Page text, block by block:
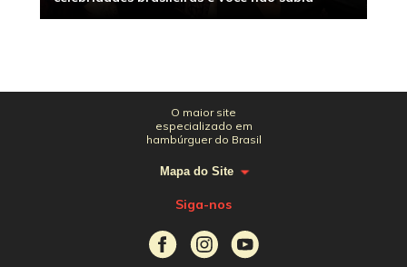
O maior site
especializado em
hambúrguer do Brasil
Mapa do Site
Siga-nos